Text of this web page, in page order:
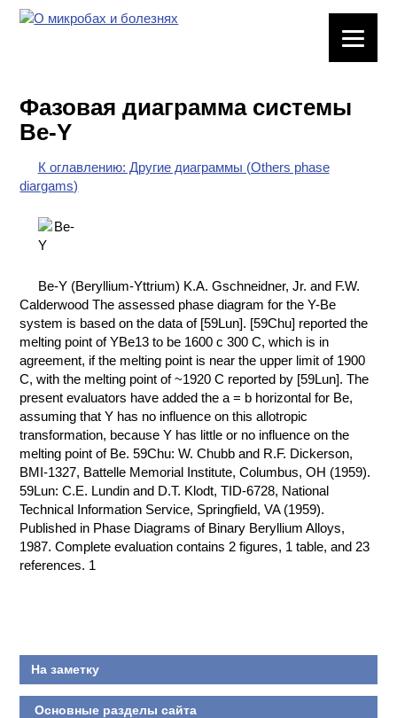
ХИМИЧЕСКАЯ
ПОСУДА
ВРЕДНЫЕ
ФАКТОРЫ
ХИМИЯ НА
ПРОИЗВОДСТВЕ
И ХИМИЧЕСКАЯ
ТЕХНОЛОГИЯ
КОНТАКТЫ
Фазовая диаграмма системы
Be-Y
К оглавлению: Другие диаграммы (Others phase
diargams)
Be-Y (Beryllium-Yttrium) K.A. Gschneidner, Jr. and F.W.
Calderwood The assessed phase diagram for the Y-Be
system is based on the data of [59Lun]. [59Chu] reported the
melting point of YBe13 to be 1600 с 300 C, which is in
agreement, if the melting point is near the upper limit of 1900
C, with the melting point of ~1920 C reported by [59Lun]. The
present evaluators have added the a = b horizontal for Be,
assuming that Y has no influence on this allotropic
transformation, because Y has little or no influence on the
melting point of Be. 59Chu: W. Chubb and R.F. Dickerson,
BMI-1327, Battelle Memorial Institute, Columbus, OH (1959).
59Lun: C.E. Lundin and D.T. Klodt, TID-6728, National
Technical Information Service, Springfield, VA (1959).
Published in Phase Diagrams of Binary Beryllium Alloys,
1987. Complete evaluation contains 2 figures, 1 table, and 23
references. 1
На заметку
Основные разделы сайта